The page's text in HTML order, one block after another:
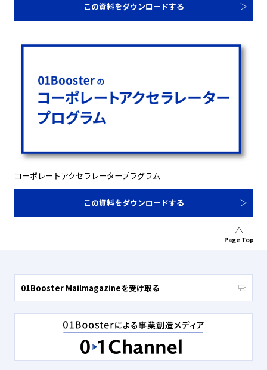
この資料をダウンロードする
コーポレートアクセラレータープラグラム
この資料をダウンロードする
Page Top
01Booster Mailmagazineを受け取る